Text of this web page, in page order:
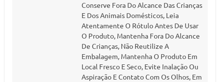
Conserve Fora Do Alcance Das Crianças
E Dos Animais Domésticos, Leia
Atentamente O Rótulo Antes De Usar
O Produto, Mantenha Fora Do Alcance
De Crianças, Não Reutilize A
Embalagem, Mantenha O Produto Em
Local Fresco E Seco, Evite Inalação Ou
Aspiração E Contato Com Os Olhos, Em